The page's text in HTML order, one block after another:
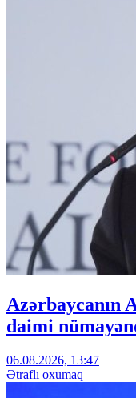
Azərbaycanın
daimi
06.08.2026, 13:47
Ətraflı oxumaq